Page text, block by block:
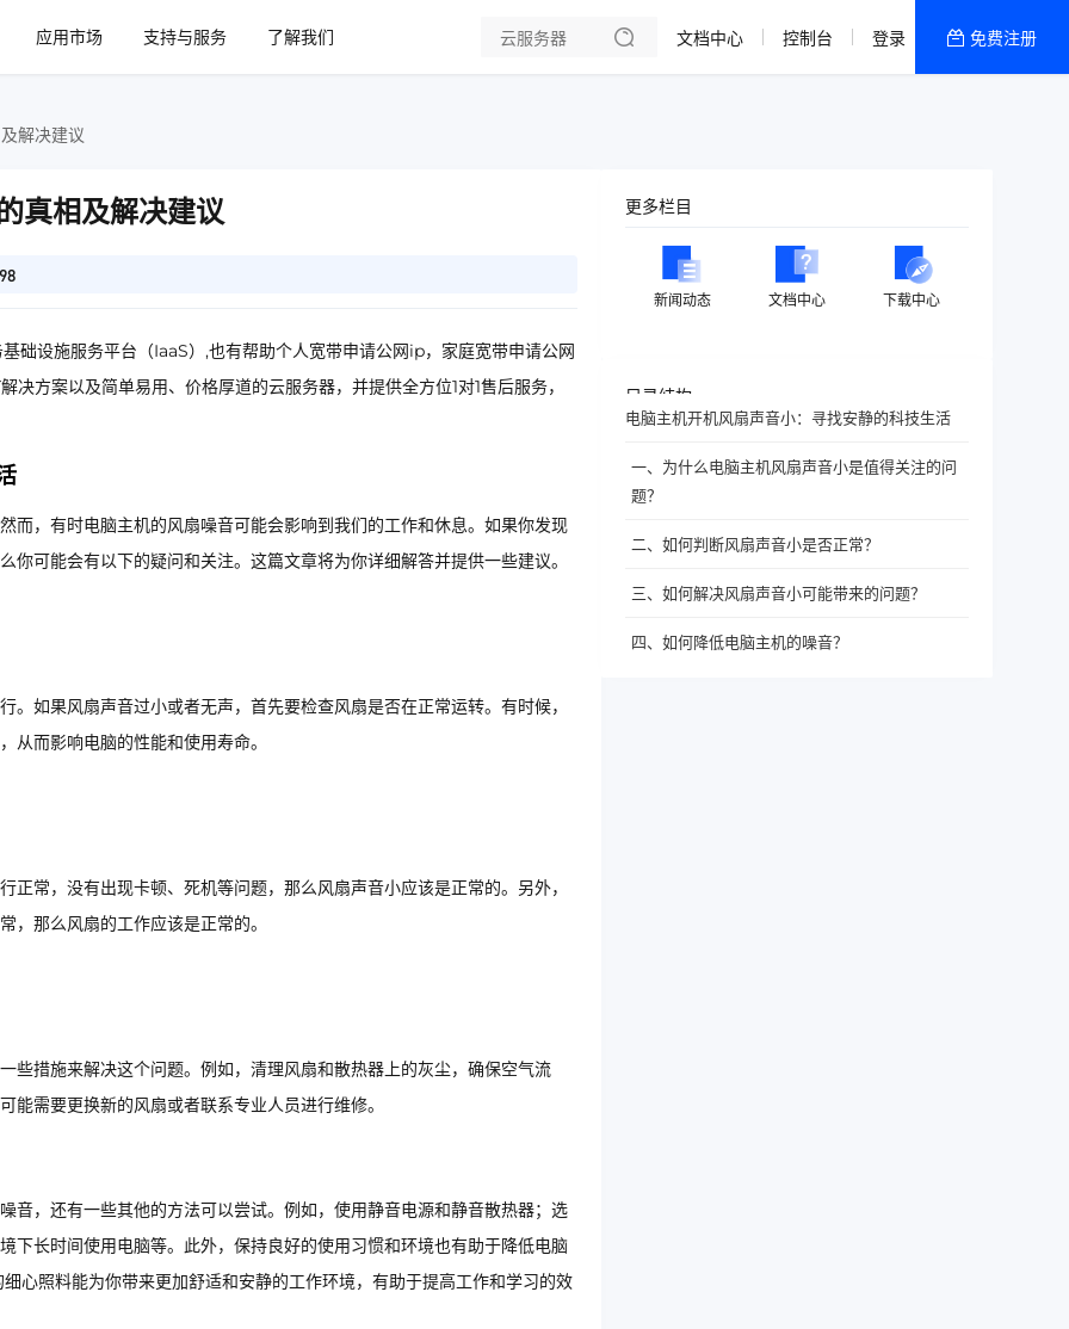
应用市场 支持与服务
了解我们
文档中心 控制台 登录 免费注册
解决建议
真相及解决建议
础设施服务平台（IaaS）,也有帮助个人宽带申请公网ip，家庭宽带申请公网
方案以及简单易用、价格厚道的云服务器，并提供全方位1对1售后服务，
而，有时电脑主机的风扇噪音可能会影响到我们的工作和休息。如果你发现
可能会有以下的疑问和关注。这篇文章将为你详细解答并提供一些建议。
如果风扇声音过小或者无声，首先要检查风扇是否在正常运转。有时候，
从而影响电脑的性能和使用寿命。
常，没有出现卡顿、死机等问题，那么风扇声音小应该是正常的。另外，
，那么风扇的工作应该是正常的。
些措施来解决这个问题。例如，清理风扇和散热器上的灰尘，确保空气流
需要更换新的风扇或者联系专业人员进行维修。
音，还有一些其他的方法可以尝试。例如，使用静音电源和静音散热器；选
下长时间使用电脑等。此外，保持良好的使用习惯和环境也有助于降低电脑
心照料能为你带来更加舒适和安静的工作环境，有助于提高工作和学习的效
更多栏目
新闻动态 文档中心 下载中心
目录结构
电脑主机开机风扇声音小：寻找安静的科技生活
一、为什么电脑主机风扇声音小是值得关注的问
题？
二、如何判断风扇声音小是否正常？
三、如何解决风扇声音小可能带来的问题？
四、如何降低电脑主机的噪音？